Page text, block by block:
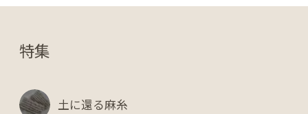
特集
土に還る麻糸